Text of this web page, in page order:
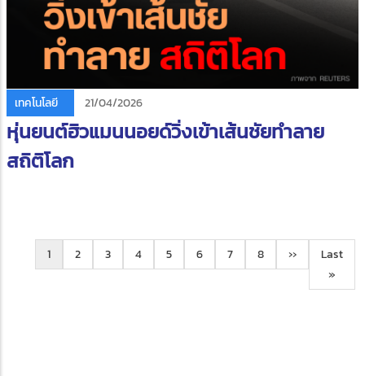
เทคโนโลยี 21/04/2026
หุ่นยนต์ฮิวแมนนอยด์วิ่งเข้าเส้นชัยทำลาย
สถิติโลก
Pagination
Current
page
1
learning
center
2
learning
center
3
learning
center
4
learning
center
5
learning
center
6
learning
center
7
learning
center
8
Next
page
››
Last
page
Last
»